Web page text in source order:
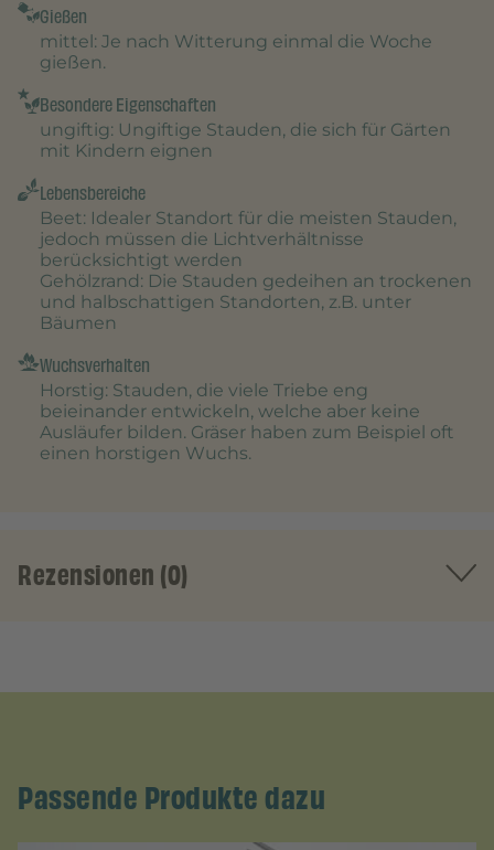
Gießen
mittel: Je nach Witterung einmal die Woche
gießen.
Besondere Eigenschaften
ungiftig: Ungiftige Stauden, die sich für Gärten
mit Kindern eignen
Lebensbereiche
Beet: Idealer Standort für die meisten Stauden,
jedoch müssen die Lichtverhältnisse
berücksichtigt werden
Gehölzrand: Die Stauden gedeihen an trockenen
und halbschattigen Standorten, z.B. unter
Bäumen
Wuchsverhalten
Horstig: Stauden, die viele Triebe eng
beieinander entwickeln, welche aber keine
Ausläufer bilden. Gräser haben zum Beispiel oft
einen horstigen Wuchs.
Rezensionen (0)
Passende Produkte dazu